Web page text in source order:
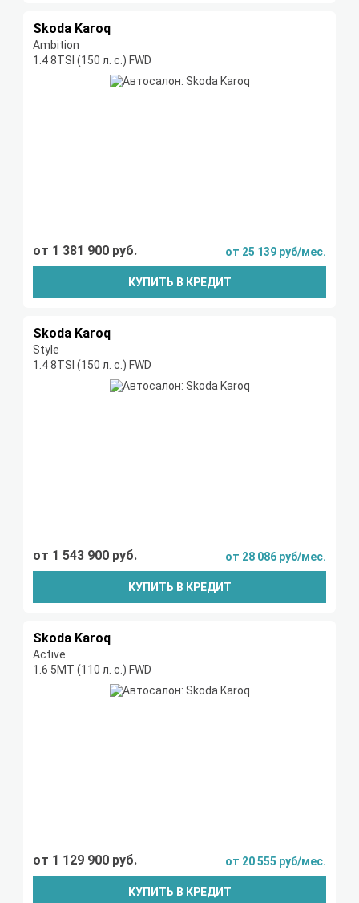
Skoda Karoq
Ambition
1.4 8TSI (150 л. с.) FWD
от 1 381 900 руб. от 25 139 руб/мес.
КУПИТЬ В КРЕДИТ
Skoda Karoq
Style
1.4 8TSI (150 л. с.) FWD
от 1 543 900 руб. от 28 086 руб/мес.
КУПИТЬ В КРЕДИТ
Skoda Karoq
Active
1.6 5MT (110 л. с.) FWD
от 1 129 900 руб. от 20 555 руб/мес.
КУПИТЬ В КРЕДИТ